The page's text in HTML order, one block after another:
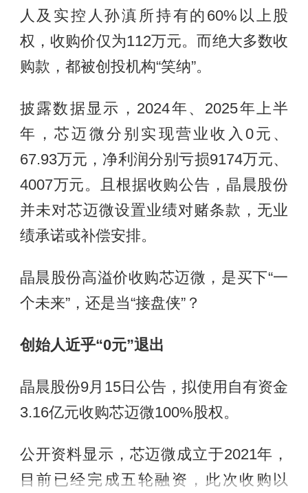
人及实控人孙滇所持有的60%以上股
权，收购价仅为112万元。而绝大多数收
购款，都被创投机构“笑纳”。
披露数据显示，2024年、2025年上半
年，芯迈微分别实现营业收入0元、
67.93万元，净利润分别亏损9174万元、
4007万元。且根据收购公告，晶晨股份
并未对芯迈微设置业绩对赌条款，无业
绩承诺或补偿安排。
晶晨股份高溢价收购芯迈微，是买下“一
个未来”，还是当“接盘侠”？
创始人近乎“0元”退出
晶晨股份9月15日公告，拟使用自有资金
3.16亿元收购芯迈微100%股权。
公开资料显示，芯迈微成立于2021年，
目前已经完成五轮融资，此次收购以